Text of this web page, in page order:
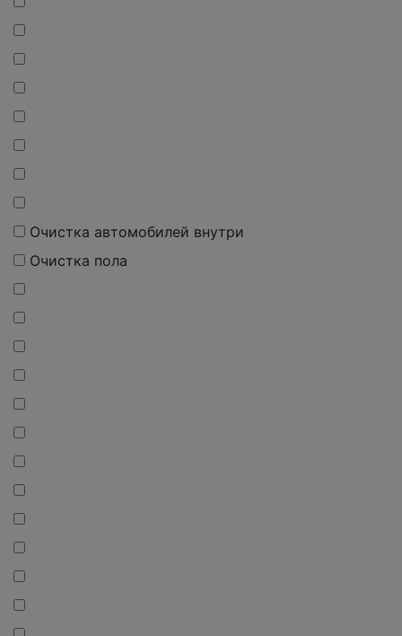
Очистка автомобилей внутри
Очистка пола